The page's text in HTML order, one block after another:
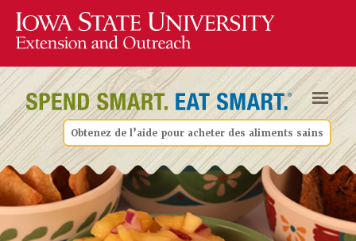
Obtenez de l’aide pour acheter des aliments sains